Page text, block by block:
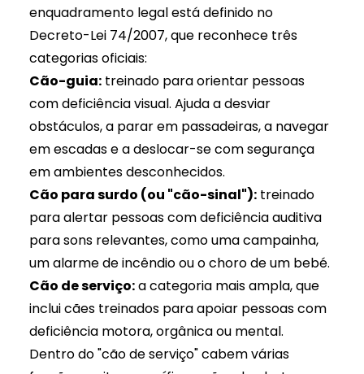
enquadramento legal está definido no
Decreto-Lei 74/2007, que reconhece três
categorias oficiais:
Cão-guia:treinado para orientar pessoas
com deficiência visual. Ajuda a desviar
obstáculos, a parar em passadeiras, a navegar
em escadas e a deslocar-se com segurança
em ambientes desconhecidos.
Cão para surdo (ou "cão-sinal"):treinado
para alertar pessoas com deficiência auditiva
para sons relevantes, como uma campainha,
um alarme de incêndio ou o choro de um bebé.
Cão de serviço:a categoria mais ampla, que
inclui cães treinados para apoiar pessoas com
deficiência motora, orgânica ou mental.
Dentro do "cão de serviço" cabem várias